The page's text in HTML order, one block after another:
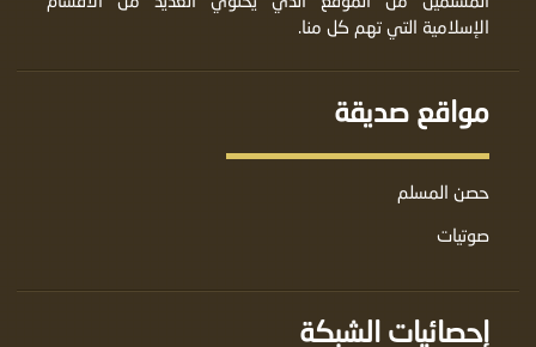
الإسلامية التي تهم كل منا.
مواقع صديقة
حصن المسلم
صوتيات
إحصائيات الشبكة